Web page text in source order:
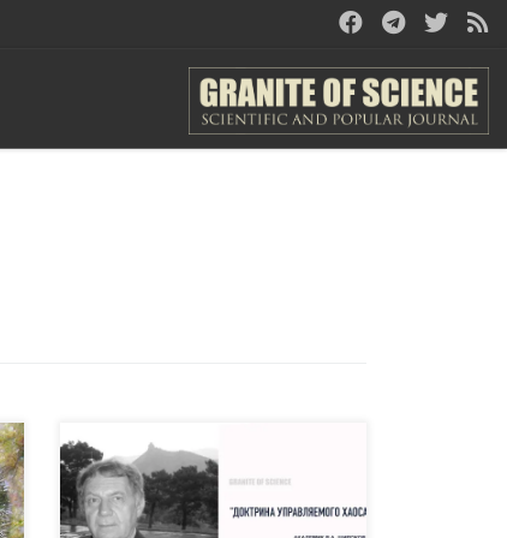
C 80-90х годов прошлого
столетия наступила эпоха так
называемого